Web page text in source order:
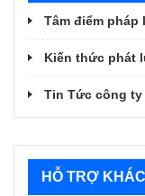
Tâm điểm pháp
Kiến thức phát
Tin Tức công ty
HỖ TRỢ